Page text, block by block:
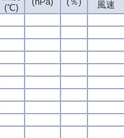
(℃)
風速